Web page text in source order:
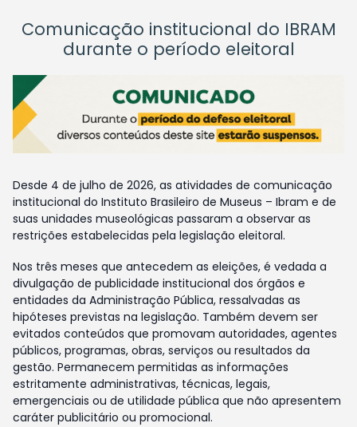
Comunicação institucional do IBRAM
durante o período eleitoral
Desde 4 de julho de 2026, as atividades de comunicação
institucional do Instituto Brasileiro de Museus – Ibram e de
suas unidades museológicas passaram a observar as
restrições estabelecidas pela legislação eleitoral.
Nos três meses que antecedem as eleições, é vedada a
divulgação de publicidade institucional dos órgãos e
entidades da Administração Pública, ressalvadas as
hipóteses previstas na legislação. Também devem ser
evitados conteúdos que promovam autoridades, agentes
públicos, programas, obras, serviços ou resultados da
gestão. Permanecem permitidas as informações
estritamente administrativas, técnicas, legais,
emergenciais ou de utilidade pública que não apresentem
caráter publicitário ou promocional.